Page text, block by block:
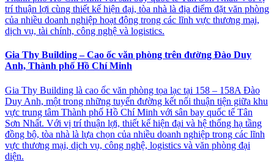
trí thuận lợi cùng thiết kế hiện đại, tòa nhà là địa điểm đặt văn phòng
của nhiều doanh nghiệp hoạt động trong các lĩnh vực thương mại,
dịch vụ, tài chính, công nghệ và logistics.
Gia Thy Building – Cao ốc văn phòng trên đường Đào Duy
Anh, Thành phố Hồ Chí Minh
Gia Thy Building là cao ốc văn phòng tọa lạc tại 158 – 158A Đào
Duy Anh, một trong những tuyến đường kết nối thuận tiện giữa khu
vực trung tâm Thành phố Hồ Chí Minh với sân bay quốc tế Tân
Sơn Nhất. Với vị trí thuận lợi, thiết kế hiện đại và hệ thống hạ tầng
đồng bộ, tòa nhà là lựa chọn của nhiều doanh nghiệp trong các lĩnh
vực thương mại, dịch vụ, công nghệ, logistics và văn phòng đại
diện.